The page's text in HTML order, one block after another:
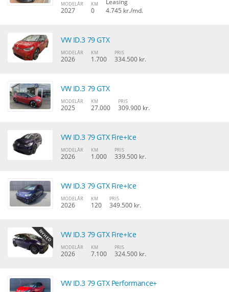
MODELÅR
2027
KM
0
Leasing
4.745 kr./md.
VW ID.3 79 GTX
MODELÅR
2026
KM
1.700
PRIS
334.500 kr.
VW ID.3 79 GTX
MODELÅR
2025
KM
27.000
PRIS
309.900 kr.
VW ID.3 79 GTX Fire+Ice
MODELÅR
2026
KM
1.000
PRIS
339.500 kr.
VW ID.3 79 GTX Fire+Ice
MODELÅR
2026
KM
120
PRIS
349.500 kr.
VW ID.3 79 GTX Fire+Ice
MODELÅR
2026
KM
7.100
PRIS
324.500 kr.
VW ID.3 79 GTX Performance+